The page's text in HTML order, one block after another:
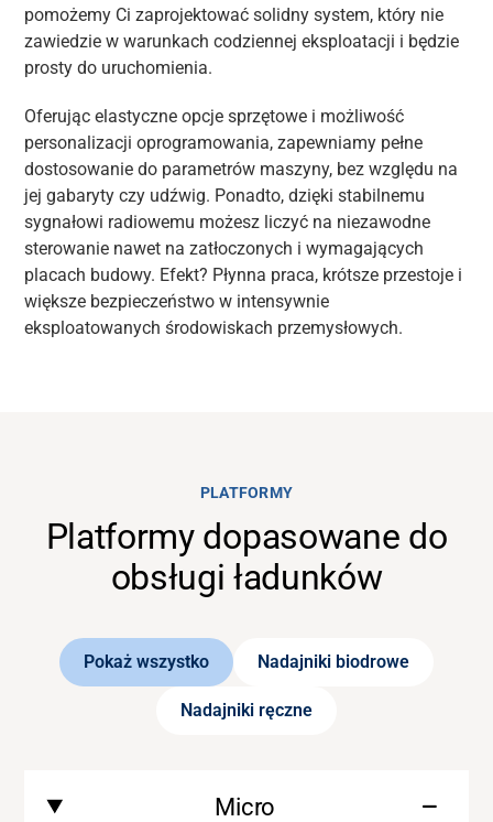
pomożemy Ci zaprojektować solidny system, który nie
zawiedzie w warunkach codziennej eksploatacji i będzie
prosty do uruchomienia.
Oferując elastyczne opcje sprzętowe i możliwość
personalizacji oprogramowania, zapewniamy pełne
dostosowanie do parametrów maszyny, bez względu na
jej gabaryty czy udźwig. Ponadto, dzięki stabilnemu
sygnałowi radiowemu możesz liczyć na niezawodne
sterowanie nawet na zatłoczonych i wymagających
placach budowy. Efekt? Płynna praca, krótsze przestoje i
większe bezpieczeństwo w intensywnie
eksploatowanych środowiskach przemysłowych.
PLATFORMY
Platformy dopasowane do
obsługi ładunków
Pokaż wszystko Nadajniki biodrowe
Nadajniki ręczne
Micro